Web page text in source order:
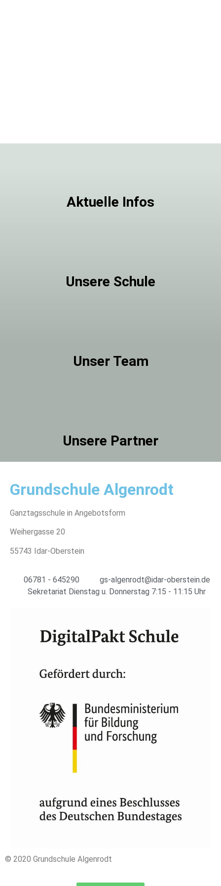
Aktuelle Infos
Unsere Schule
Unser Team
Unsere Partner
Grundschule Algenrodt
Ganztagsschule in Angebotsform
Weihergasse 20
55743 Idar-Oberstein
06781 - 645290
gs-algenrodt@idar-oberstein.de
Sekretariat Dienstag u. Donnerstag 7:15 - 11:15 Uhr
© 2020 Grundschule Algenrodt